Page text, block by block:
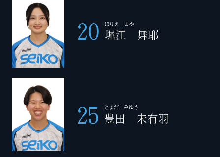
20 ほりえ まや
堀江 舞耶
25 とよだ みゆう
豊田 未有羽